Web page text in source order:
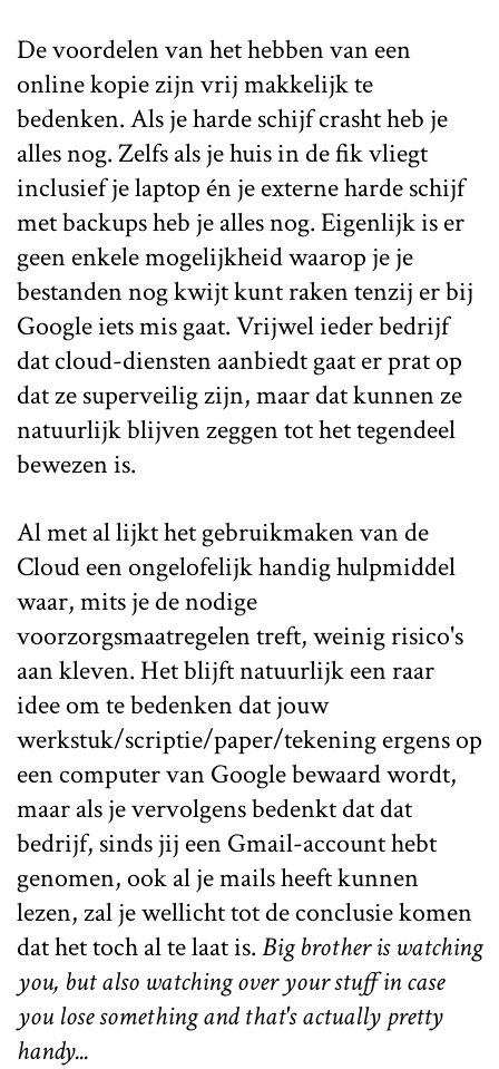
De voordelen van het hebben van een
online kopie zijn vrij makkelijk te
bedenken. Als je harde schijf crasht heb je
alles nog. Zelfs als je huis in de fik vliegt
inclusief je laptop én je externe harde schijf
met backups heb je alles nog. Eigenlijk is er
geen enkele mogelijkheid waarop je je
bestanden nog kwijt kunt raken tenzij er bij
Google iets mis gaat. Vrijwel ieder bedrijf
dat cloud-diensten aanbiedt gaat er prat op
dat ze superveilig zijn, maar dat kunnen ze
natuurlijk blijven zeggen tot het tegendeel
bewezen is.
Al met al lijkt het gebruikmaken van de
Cloud een ongelofelijk handig hulpmiddel
waar, mits je de nodige
voorzorgsmaatregelen treft, weinig risico's
aan kleven. Het blijft natuurlijk een raar
idee om te bedenken dat jouw
werkstuk/scriptie/paper/tekening ergens op
een computer van Google bewaard wordt,
maar als je vervolgens bedenkt dat dat
bedrijf, sinds jij een Gmail-account hebt
genomen, ook al je mails heeft kunnen
lezen, zal je wellicht tot de conclusie komen
dat het toch al te laat is.Big brother is watching
you, but also watching over your stuff in case
you lose something and that's actually pretty
handy...